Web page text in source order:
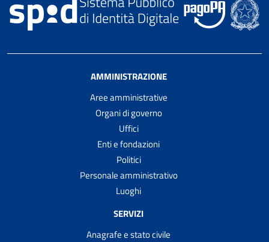
AMMINISTRAZIONE
Aree amministrative
Organi di governo
Uffici
Enti e fondazioni
Politici
Personale amministrativo
Luoghi
SERVIZI
Anagrafe e stato civile